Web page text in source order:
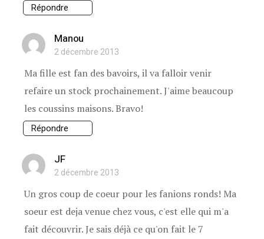
Répondre
Manou
2 décembre 2013
Ma fille est fan des bavoirs, il va falloir venir
refaire un stock prochainement. J'aime beaucoup
les coussins maisons. Bravo!
Répondre
JF
2 décembre 2013
Un gros coup de coeur pour les fanions ronds! Ma
soeur est deja venue chez vous, c'est elle qui m'a
fait découvrir. Je sais déjà ce qu'on fait le 7